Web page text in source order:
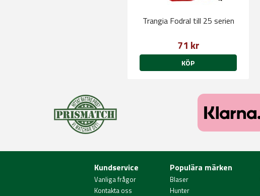
Trangia Fodral till 25 serien
71 kr
KÖP
Kundservice
Vanliga frågor
Kontakta oss
Populära märken
Blaser
Hunter